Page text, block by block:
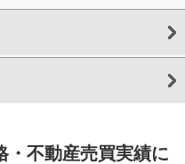
・不動産売買実績に